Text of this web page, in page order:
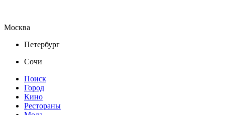
Москва
Петербург
Сочи
Поиск
Город
Кино
Рестораны